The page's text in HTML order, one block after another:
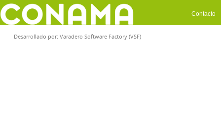
Contacto
Desarrollado por: Varadero Software Factory (VSF)